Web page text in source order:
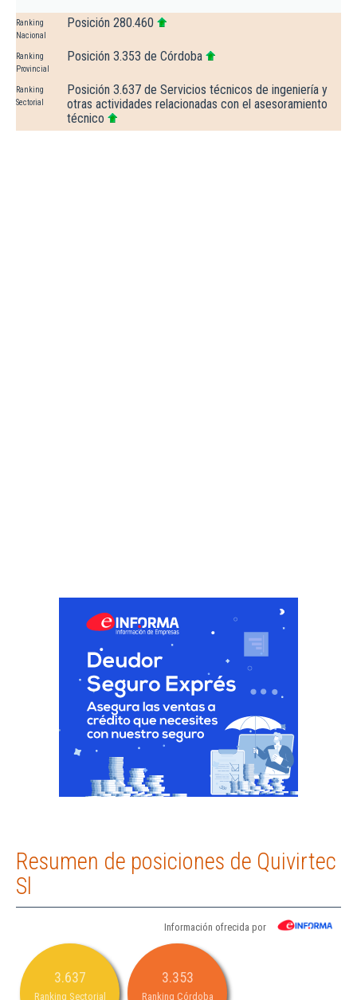
Ranking
Nacional
Posición 280.460
Ranking
Provincial
Posición 3.353 de Córdoba
Ranking
Sectorial
Posición 3.637 de Servicios técnicos de ingeniería y
otras actividades relacionadas con el asesoramiento
técnico
Resumen de posiciones de Quivirtec
Sl
Información ofrecida por
3.637
Ranking Sectorial
3.353
Ranking Córdoba